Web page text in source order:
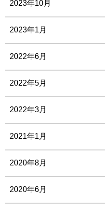
2023年10月
2023年1月
2022年6月
2022年5月
2022年3月
2021年1月
2020年8月
2020年6月